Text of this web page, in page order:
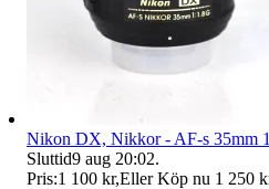
Nikon DX, Nikkor - AF-s 35mm
Sluttid9 aug 20:02.
Pris:1 100 kr,Eller Köp nu 1 250